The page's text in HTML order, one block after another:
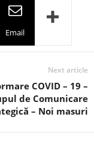
Email
Next article
COVID – 19 –
de Comunicare
– Noi masuri